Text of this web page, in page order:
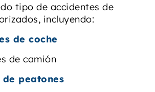
tipo de accidentes de
incluyendo:
de coche
de camión
de peatones